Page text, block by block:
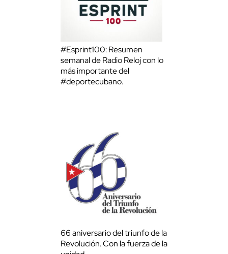
#Esprint100: Resumen
semanal de Radio Reloj con lo
más importante del
#deportecubano.
66 aniversario del triunfo de la
Revolución. Con la fuerza de la